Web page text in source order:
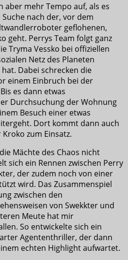
aber mehr Tempo auf, als es
nach der, vor dem
geflohenen,
geht. Perrys Team folgt ganz
Tryma Vessko bei offiziellen
Netz des Planeten
Dabei schrecken die
einem Einbruch bei der
es dann etwas
Durchsuchung der Wohnung
Besuch einer etwas
Dort kommt dann auch
zum Einsatz.
Mächte des Chaos nicht
sich ein Rennen zwischen Perry
der zudem noch von einer
wird. Das Zusammenspiel
zwischen den
von Swekkter und
Meute hat mir
So entwickelte sich ein
Agententhriller, der dann
echten Highlight aufwartet.